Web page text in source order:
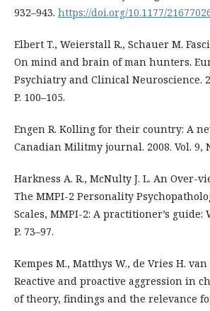
932–943. https://doi.org/10.1177/
Elbert T., Weierstall R., Schauer M.
On mind and brain of man hunters.
Psychiatry and Clinical Neuroscience.
P. 100–105.
Engen R. Kolling for their country: A
Canadian Militmy journal. 2008. Vol. 9,
Harkness A. R., McNulty J. L. An Over-
The MMPI-2 Personality
Scales, MMPI-2: A practitioner’s guide:
P. 73–97.
Kempes M., Matthys W., de Vries H. van
Reactive and proactive aggression in
of theory, findings and the relevance